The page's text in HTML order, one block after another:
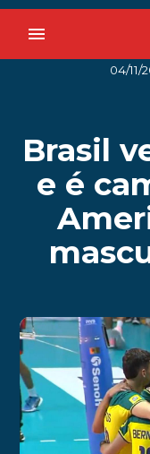
menu
04/11/
Brasil
e é